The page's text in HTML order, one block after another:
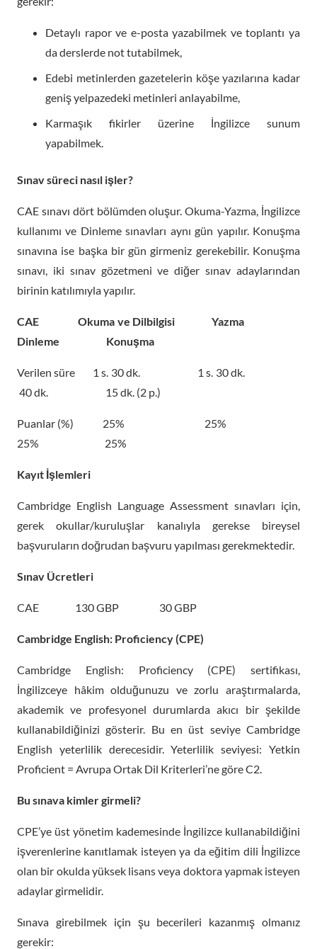
Detaylı rapor ve e-posta yazabilmek ve toplantı ya
da derslerde not tutabilmek,
Edebi metinlerden gazetelerin köşe yazılarına kadar
geniş yelpazedeki metinleri anlayabilme,
Karmaşık fikirler üzerine İngilizce sunum
yapabilmek.
Sınav süreci nasıl işler?
CAE sınavı dört bölümden oluşur. Okuma-Yazma, İngilizce
kullanımı ve Dinleme sınavları aynı gün yapılır. Konuşma
sınavına ise başka bir gün girmeniz gerekebilir. Konuşma
sınavı, iki sınav gözetmeni ve diğer sınav adaylarından
birinin katılımıyla yapılır.
CAE Okuma ve Dilbilgisi Yazma
Dinleme Konuşma
Verilen süre 1 s. 30 dk. 1 s. 30 dk.
40 dk. 15 dk. (2 p.)
Puanlar (%) 25% 25%
25% 25%
Kayıt İşlemleri
Cambridge English Language Assessment sınavları için,
gerek okullar/kuruluşlar kanalıyla gerekse bireysel
başvuruların doğrudan başvuru yapılması gerekmektedir.
Sınav Ücretleri
CAE 130 GBP 30 GBP
Cambridge English: Proficiency (CPE)
Cambridge English: Proficiency (CPE) sertifikası,
İngilizceye hâkim olduğunuzu ve zorlu araştırmalarda,
akademik ve profesyonel durumlarda akıcı bir şekilde
kullanabildiğinizi gösterir. Bu en üst seviye Cambridge
English yeterlilik derecesidir. Yeterlilik seviyesi: Yetkin
Proficient = Avrupa Ortak Dil Kriterleri’ne göre C2.
Bu sınava kimler girmeli?
CPE’ye üst yönetim kademesinde İngilizce kullanabildiğini
işverenlerine kanıtlamak isteyen ya da eğitim dili İngilizce
olan bir okulda yüksek lisans veya doktora yapmak isteyen
adaylar girmelidir.
Sınava girebilmek için şu becerileri kazanmış olmanız
gerekir: